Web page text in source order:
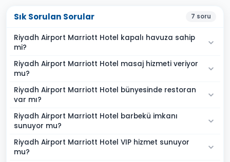
Sık Sorulan Sorular 7 soru
Riyadh Airport Marriott Hotel kapalı havuza sahip
mi?
Riyadh Airport Marriott Hotel masaj hizmeti veriyor
mu?
Riyadh Airport Marriott Hotel bünyesinde restoran
var mı?
Riyadh Airport Marriott Hotel barbekü imkanı
sunuyor mu?
Riyadh Airport Marriott Hotel VIP hizmet sunuyor
mu?